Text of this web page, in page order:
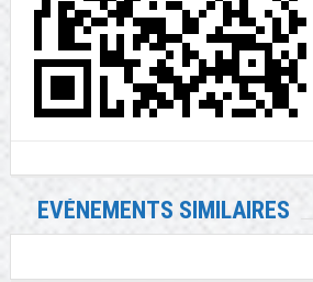
EVÉNEMENTS SIMILAIRES